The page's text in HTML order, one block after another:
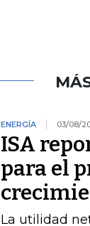
ENERGÍA 03/08/
ISA
para el
La utilidad